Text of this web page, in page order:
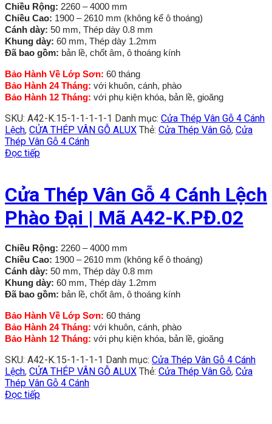
Chiều Rộng: 2260 – 4000 mm
Chiều Cao: 1900 – 2610 mm (không kể ô thoáng)
Cánh dày: 50 mm, Thép dày 0.8 mm
Khung dày: 60 mm, Thép dày 1.2mm
Đã bao gồm: bản lề, chốt âm, ô thoáng kính
Bảo Hành Về Lớp Sơn: 60 tháng
Bảo Hành 24 Tháng: với khuôn, cánh, phào
Bảo Hành 12 Tháng: với phụ kiện khóa, bản lề, gioăng
SKU: A42-K.15-1-1-1-1-1 Danh mục: Cửa Thép Vân Gỗ 4 Cánh
Lệch, CỬA THÉP VÂN GỖ ALUX Thẻ: Cửa Thép Vân Gỗ, Cửa
Thép Vân Gỗ 4 Cánh
Đọc tiếp
Cửa Thép Vân Gỗ 4 Cánh Lệch
Phào Đại | Mã A42-K.PĐ.02
Chiều Rộng: 2260 – 4000 mm
Chiều Cao: 1900 – 2610 mm (không kể ô thoáng)
Cánh dày: 50 mm, Thép dày 0.8 mm
Khung dày: 60 mm, Thép dày 1.2mm
Đã bao gồm: bản lề, chốt âm, ô thoáng kính
Bảo Hành Về Lớp Sơn: 60 tháng
Bảo Hành 24 Tháng: với khuôn, cánh, phào
Bảo Hành 12 Tháng: với phụ kiện khóa, bản lề, gioăng
SKU: A42-K.15-1-1-1-1 Danh mục: Cửa Thép Vân Gỗ 4 Cánh
Lệch, CỬA THÉP VÂN GỖ ALUX Thẻ: Cửa Thép Vân Gỗ, Cửa
Thép Vân Gỗ 4 Cánh
Đọc tiếp